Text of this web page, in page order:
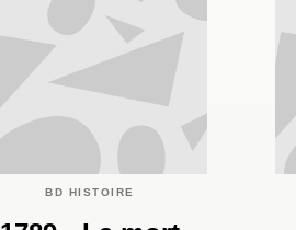
BD HISTOIRE